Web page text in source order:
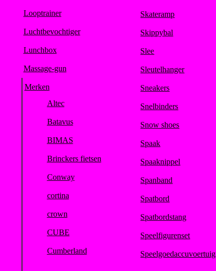
Looptrainer
Luchtbevochtiger
Lunchbox
Massage-gun
Merken
Altec
Batavus
BIMAS
Brinckers fietsen
Conway
cortina
crown
CUBE
Cumberland
Skateramp
Skippybal
Slee
Sleutelhanger
Sneakers
Snelbinders
Snow shoes
Spaak
Spaaknippel
Spanband
Spatbord
Spatbordstang
Speelfigurenset
Speelgoedaccuvoertuig